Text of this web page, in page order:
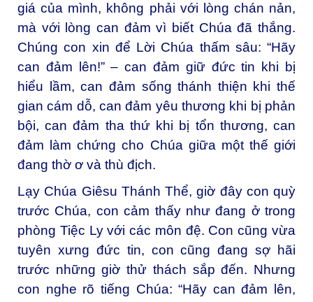
giá của mình, không phải với lòng chán nản,
mà với lòng can đảm vì biết Chúa đã thắng.
Chúng con xin để Lời Chúa thấm sâu: “Hãy
can đảm lên!” – can đảm giữ đức tin khi bị
hiểu lầm, can đảm sống thánh thiện khi thế
gian cám dỗ, can đảm yêu thương khi bị phản
bội, can đảm tha thứ khi bị tổn thương, can
đảm làm chứng cho Chúa giữa một thế giới
đang thờ ơ và thù địch.
Lạy Chúa Giêsu Thánh Thể, giờ đây con quỳ
trước Chúa, con cảm thấy như đang ở trong
phòng Tiệc Ly với các môn đệ. Con cũng vừa
tuyên xưng đức tin, con cũng đang sợ hãi
trước những giờ thử thách sắp đến. Nhưng
con nghe rõ tiếng Chúa: “Hãy can đảm lên,